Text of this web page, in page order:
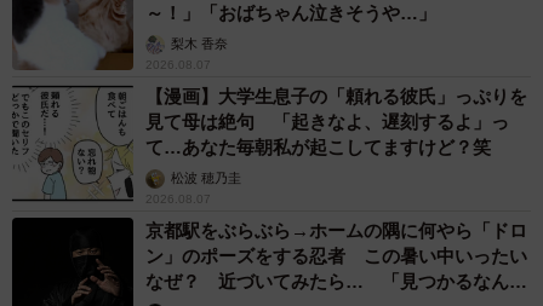
～！」「おばちゃん泣きそうや…」
梨木 香奈
2026.08.07
【漫画】大学生息子の「頼れる彼氏」っぷりを
見て母は絶句 「起きなよ、遅刻するよ」っ
て…あなた毎朝私が起こしてますけど？笑
松波 穂乃圭
2026.08.07
京都駅をぶらぶら→ホームの隅に何やら「ドロ
ン」のポーズをする忍者 この暑い中いったい
なぜ？ 近づいてみたら… 「見つかるなんて